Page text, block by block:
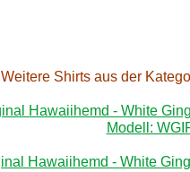
Weitere Shirts aus der